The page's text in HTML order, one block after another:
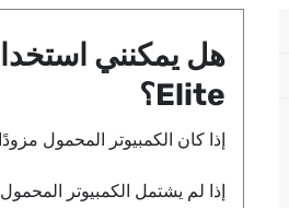
هل يمكنني
Elite؟
إذا كان الكمبيوتر المحمول
إذا لم يشتمل الكمبيوتر